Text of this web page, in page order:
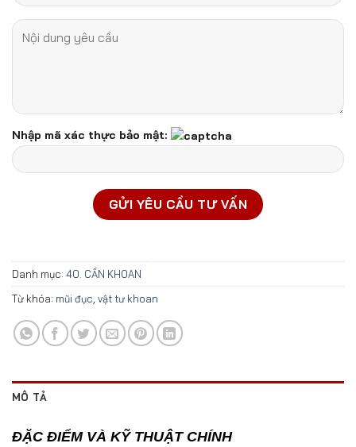
Nhập mã xác thực bảo mật:
Danh mục: 40. CẦN KHOAN
Từ khóa: mũi đục vật tư khoan
MÔ TẢ
ĐẶC ĐIỂM VÀ KỸ THUẬT CHÍNH